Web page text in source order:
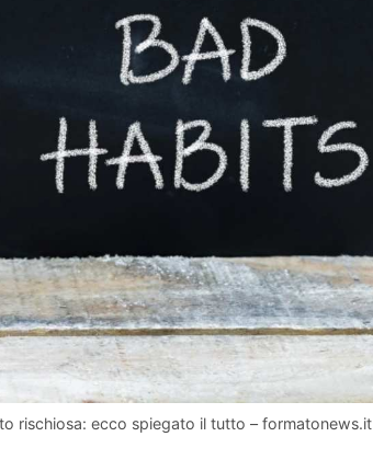
rischiosa: ecco spiegato il tutto – formatonews.it